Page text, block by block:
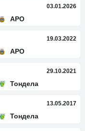
АРО
03.01.2026
АРО
19.03.2022
Тондела
29.10.2021
Тондела
13.05.2017